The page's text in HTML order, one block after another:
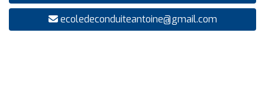
ecoledeconduiteantoine@gmail.com